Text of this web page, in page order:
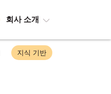
회사 소개
지식 기반